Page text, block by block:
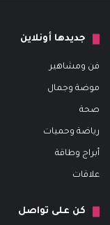
جديدها أونلاين
فن ومشاهير
موضة وجمال
صحة
رياضة وحميات
أبراج وطاقة
علاقات
كن على تواصل